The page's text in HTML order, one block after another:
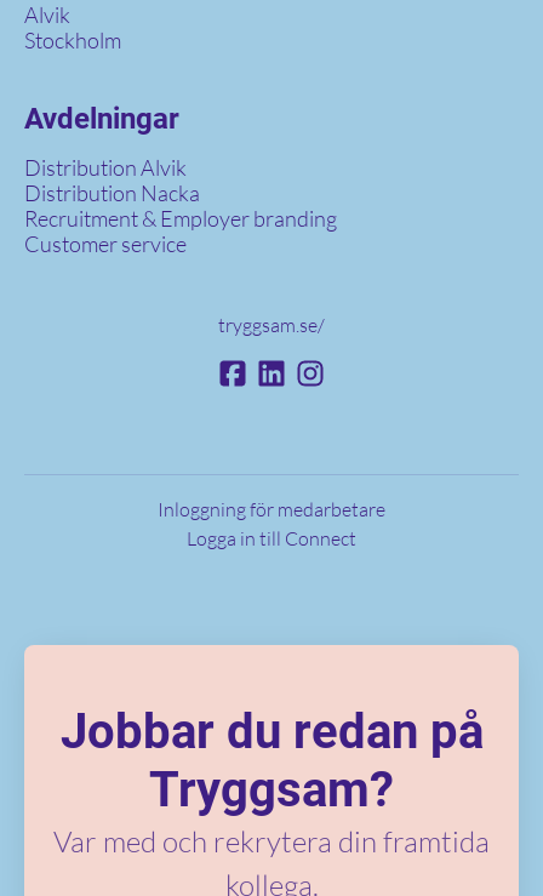
Alvik
Stockholm
Avdelningar
Distribution Alvik
Distribution Nacka
Recruitment & Employer branding
Customer service
tryggsam.se/
Inloggning för medarbetare
Logga in till Connect
Jobbar du redan på
Tryggsam?
Var med och rekrytera din framtida
kollega.